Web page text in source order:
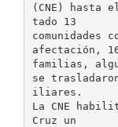
(CNE) hasta
tado 13
comunidades
afectación,
familias,
se
iliares.
La CNE
Cruz un